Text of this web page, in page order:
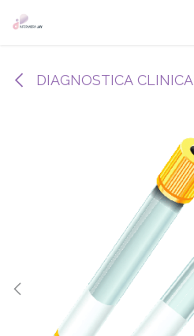
Passa al contenuto
DIAGNOSTICA CLINICA